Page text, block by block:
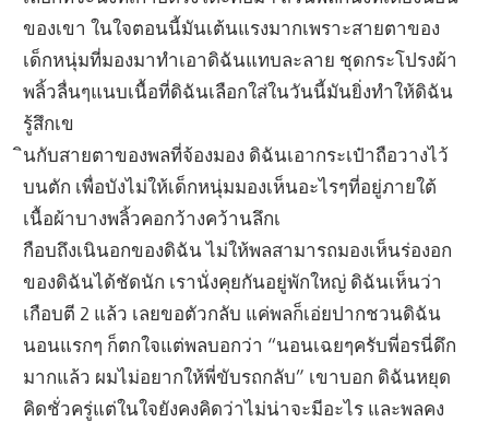
ของเขา ในใจตอนนี้มันเต้นแรงมากเพราะสายตาของ
เด็กหนุ่มที่มองมาทำเอาดิฉันแทบละลาย ชุดกระโปรงผ้า
พลิ้วลื่นๆแนบเนื้อที่ดิฉันเลือกใส่ในวันนี้มันยิ่งทำให้ดิฉัน
รู้สึกเข
ินกับสายตาของพลที่จ้องมอง ดิฉันเอากระเป๋าถือวางไว้
บนตัก เพื่อบังไม่ให้เด็กหนุ่มมองเห็นอะไรๆที่อยู่ภายใต้
เนื้อผ้าบางพลิ้วคอกว้างคว้านลึกเ
กือบถึงเนินอกของดิฉัน ไม่ให้พลสามารถมองเห็นร่องอก
ของดิฉันได้ชัดนัก เรานั่งคุยกันอยู่พักใหญ่ ดิฉันเห็นว่า
เกือบตี 2 แล้ว เลยขอตัวกลับ แค่พลก็เอ่ยปากชวนดิฉัน
นอนแรกๆ ก็ตกใจแต่พลบอกว่า “นอนเฉยๆครับพี่อรนี่ดึก
มากแล้ว ผมไม่อยากให้พี่ขับรถกลับ” เขาบอก ดิฉันหยุด
คิดชั่วครู่แต่ในใจยังคงคิดว่าไม่น่าจะมีอะไร และพลคง